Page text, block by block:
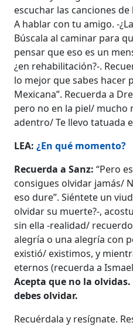
escuchar las canciones
A hablar con tu amigo. -
Búscala al caminar para
pensar que eso es un
¿en rehabilitación?-.
lo mejor que sabes hacer
Mexicana”. Recuerda a
pero no en la piel/ mucho
adentro/ Te llevo tatuada
LEA:¿En qué momento?
Recuerda a Sanz:“Pero
consigues olvidar jamás/
eso dure”. Siéntete un
olvidar su muerte?-,
sin ella -realidad/
alegría o una alegría con
existió/ existimos, y
eternos (recuerda a
Acepta que no la
debes olvidar.
Recuérdala y resígnate.